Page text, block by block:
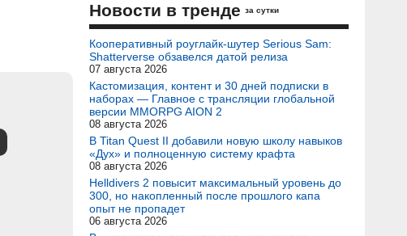
Новости в тренде за сутки
Кооперативный роуглайк-шутер Serious Sam:
Shatterverse обзавелся датой релиза
07 августа 2026
Кастомизация, контент и 30 дней подписки в
наборах — Главное с трансляции глобальной
версии MMORPG AION 2
08 августа 2026
В Titan Quest II добавили новую школу навыков
«Дух» и полноценную систему крафта
08 августа 2026
Helldivers 2 повысит максимальный уровень до
300, но накопленный после прошлого капа
опыт не пропадет
06 августа 2026